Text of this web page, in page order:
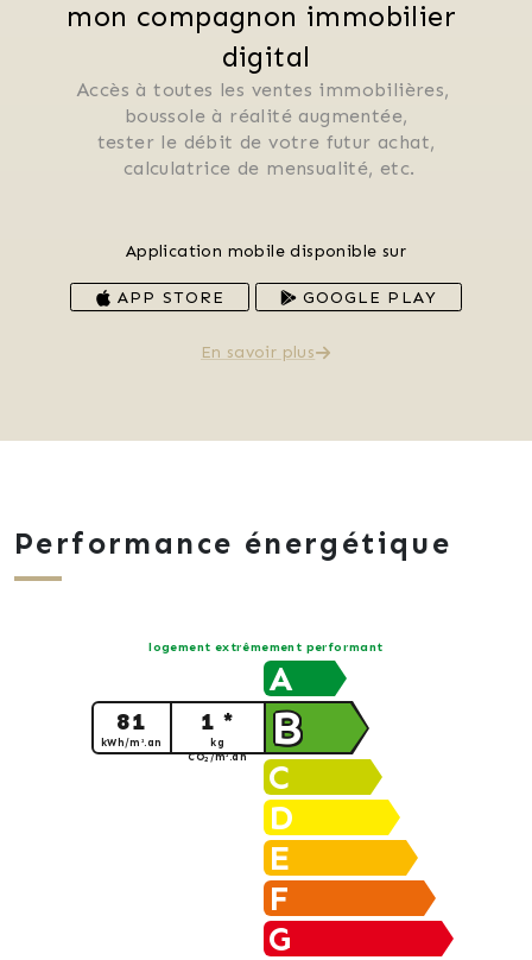
mon compagnon immobilier
digital
Accès à toutes les ventes immobilières,
boussole à réalité augmentée,
tester le débit de votre futur achat,
calculatrice de mensualité, etc.
Application mobile disponible sur
APP STORE GOOGLE PLAY
En savoir plus
Performance énergétique
logement extrêmement performant
A
B
81
kWh/m².an
1 *
kg
CO2/m².an
C
D
E
F
G